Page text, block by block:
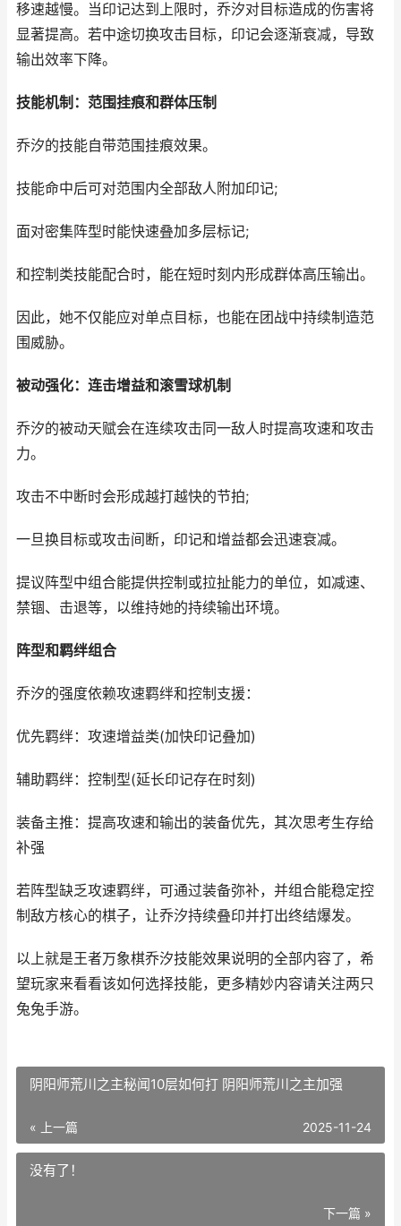
移速越慢。当印记达到上限时，乔汐对目标造成的伤害将
显著提高。若中途切换攻击目标，印记会逐渐衰减，导致
输出效率下降。
技能机制：范围挂痕和群体压制
乔汐的技能自带范围挂痕效果。
技能命中后可对范围内全部敌人附加印记;
面对密集阵型时能快速叠加多层标记;
和控制类技能配合时，能在短时刻内形成群体高压输出。
因此，她不仅能应对单点目标，也能在团战中持续制造范
围威胁。
被动强化：连击增益和滚雪球机制
乔汐的被动天赋会在连续攻击同一敌人时提高攻速和攻击
力。
攻击不中断时会形成越打越快的节拍;
一旦换目标或攻击间断，印记和增益都会迅速衰减。
提议阵型中组合能提供控制或拉扯能力的单位，如减速、
禁锢、击退等，以维持她的持续输出环境。
阵型和羁绊组合
乔汐的强度依赖攻速羁绊和控制支援：
优先羁绊：攻速增益类(加快印记叠加)
辅助羁绊：控制型(延长印记存在时刻)
装备主推：提高攻速和输出的装备优先，其次思考生存给
补强
若阵型缺乏攻速羁绊，可通过装备弥补，并组合能稳定控
制敌方核心的棋子，让乔汐持续叠印并打出终结爆发。
以上就是王者万象棋乔汐技能效果说明的全部内容了，希
望玩家来看看该如何选择技能，更多精妙内容请关注两只
兔兔手游。
阴阳师荒川之主秘闻10层如何打 阴阳师荒川之主加强
« 上一篇 2025-11-24
没有了！
下一篇 »